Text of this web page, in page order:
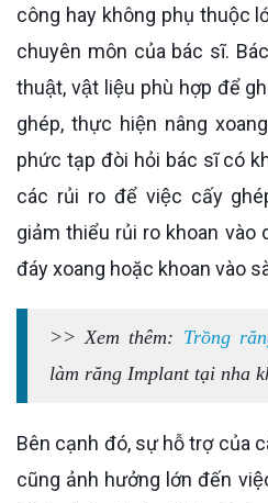
công hay không phụ thuộc
chuyên môn của bác sĩ.
thuật, vật liệu phù hợp để
ghép, thực hiện nâng
phức tạp đòi hỏi bác sĩ có
các rủi ro để việc cấy
giảm thiểu rủi ro khoan vào
đáy xoang hoặc khoan vào
>> Xem thêm: Trồng
làm răng Implant tại nha
Bên cạnh đó, sự hỗ trợ của các loại máy móc, thiết bị
cũng ảnh hưởng lớn đến